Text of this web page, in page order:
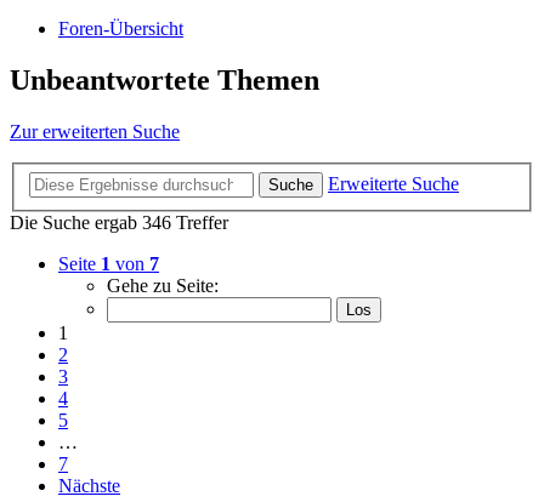
Foren-Übersicht
Unbeantwortete Themen
Zur erweiterten Suche
Suche
Erweiterte Suche
Die Suche ergab 346 Treffer
Seite 1 von 7
Gehe zu Seite:
1
2
3
4
5
…
7
Nächste